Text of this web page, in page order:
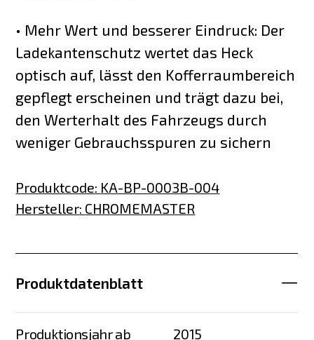
• Mehr Wert und besserer Eindruck: Der
Ladekantenschutz wertet das Heck
optisch auf, lässt den Kofferraumbereich
gepflegt erscheinen und trägt dazu bei,
den Werterhalt des Fahrzeugs durch
weniger Gebrauchsspuren zu sichern
Produktcode: KA-BP-0003B-004
Hersteller: CHROMEMASTER
Produktdatenblatt
Produktionsjahr ab 2015